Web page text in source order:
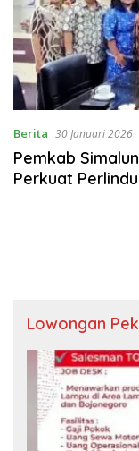
Berita 30 Januari 2026
Pemkab
Perkuat
Lowongan